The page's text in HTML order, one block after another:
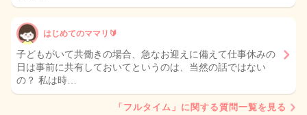
はじめてのママリ🔰
子どもがいて共働きの場合、急なお迎えに備えて仕事休みの
日は事前に共有しておいてというのは、当然の話ではない
の？ 私は時…
「フルタイム」に関する質問一覧を見る